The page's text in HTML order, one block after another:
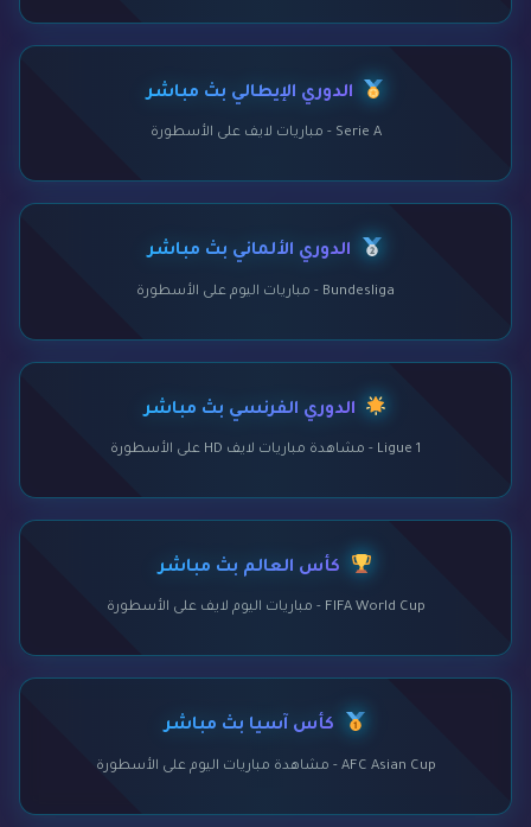
الدوري الإيطالي بث مباشر
Serie A - مباريات لايف على الأسطورة
الدوري الألماني بث مباشر
Bundesliga - مباريات اليوم على الأسطورة
الدوري الفرنسي بث مباشر
Ligue 1 - مشاهدة مباريات لايف HD على الأسطورة
كأس العالم بث مباشر
FIFA World Cup - مباريات اليوم لايف على الأسطورة
كأس آسيا بث مباشر
AFC Asian Cup - مشاهدة مباريات اليوم على الأسطورة